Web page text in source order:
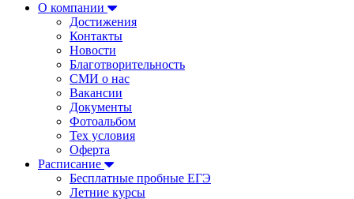
О компании
Достижения
Контакты
Новости
Благотворительность
СМИ о нас
Вакансии
Документы
Фотоальбом
Тех условия
Оферта
Расписание
Бесплатные пробные ЕГЭ
Летние курсы